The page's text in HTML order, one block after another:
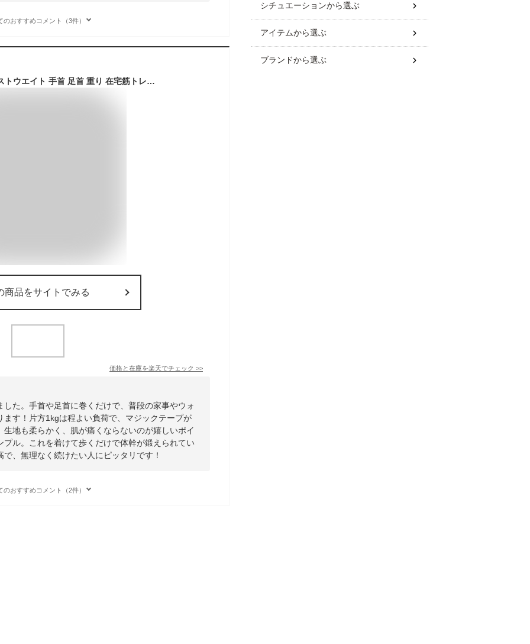
のおすすめコメント（3件）
アンクルウェイト リストウエイト 手首 足首 重り 在宅筋トレ ウオーキング ダイエット ウェイト 体幹トレーニング パワーアンクル リストバンド 男女兼用 2個セットで合計2.0kg
商品をサイトでみる
価格と在庫を楽天でチェック >>
た。手首や足首に巻くだけで、普段の家事やウォ
す！片方1kgは程よい負荷で、マジックテープが
地も柔らかく、肌が痛くならないのが嬉しいポイ
ル。これを着けて歩くだけで体幹が鍛えられてい
、無理なく続けたい人にピッタリです！
のおすすめコメント（2件）
シチュエーションから選ぶ
アイテムから選ぶ
ブランドから選ぶ